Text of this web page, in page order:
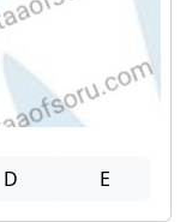
D E